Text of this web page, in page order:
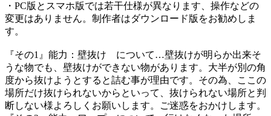
・PC版とスマホ版では若干仕様が異なります、操作などの
変更はありません。制作者はダウンロード版をお勧めしま
す。
『その1』能力：壁抜け について…壁抜けが明らか出来そ
うな物でも、壁抜けができない物があります。大半が別の角
度から抜けようとすると詰む事が理由です。その為、ここの
場所だけ抜けられないからといって、抜けられない場所と判
断しない様よろしくお願いします。ご迷惑をおかけします。